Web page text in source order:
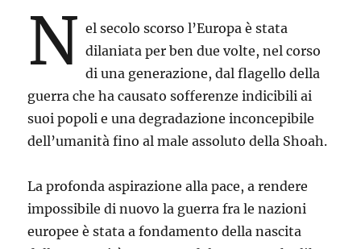
N el secolo scorso l’Europa è stata
dilaniata per ben due volte, nel corso
di una generazione, dal flagello della
guerra che ha causato sofferenze indicibili ai
suoi popoli e una degradazione inconcepibile
dell’umanità fino al male assoluto della Shoah.
La profonda aspirazione alla pace, a rendere
impossibile di nuovo la guerra fra le nazioni
europee è stata a fondamento della nascita